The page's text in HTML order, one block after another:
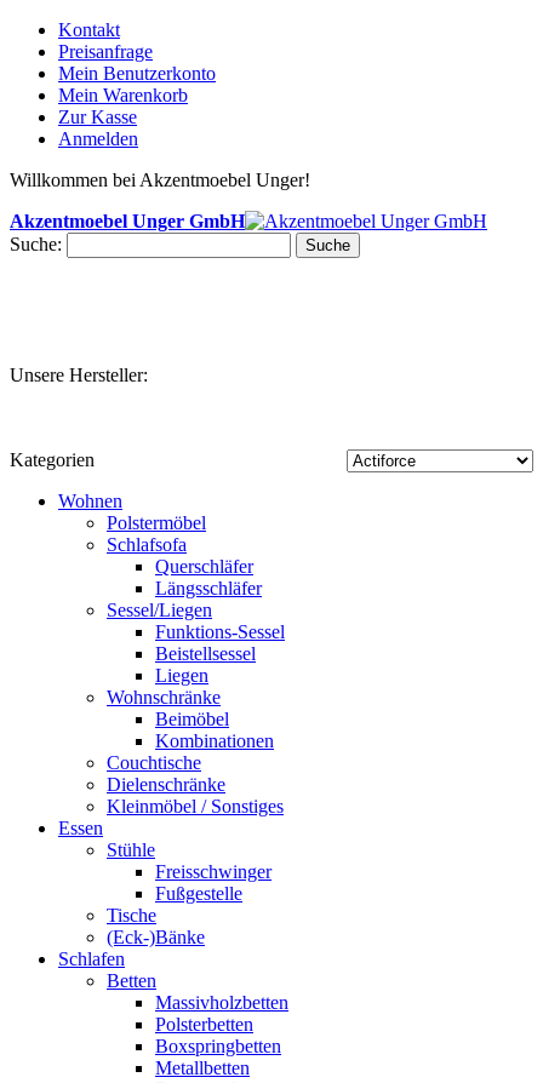
Kontakt
Preisanfrage
Mein Benutzerkonto
Mein Warenkorb
Zur Kasse
Anmelden
Willkommen bei Akzentmoebel Unger!
Akzentmoebel Unger GmbH
Suche:
Suche
Unsere Hersteller:
Kategorien
Wohnen
Polstermöbel
Schlafsofa
Querschläfer
Längsschläfer
Sessel/Liegen
Funktions-Sessel
Beistellsessel
Liegen
Wohnschränke
Beimöbel
Kombinationen
Couchtische
Dielenschränke
Kleinmöbel / Sonstiges
Essen
Stühle
Freisschwinger
Fußgestelle
Tische
(Eck-)Bänke
Schlafen
Betten
Massivholzbetten
Polsterbetten
Boxspringbetten
Metallbetten